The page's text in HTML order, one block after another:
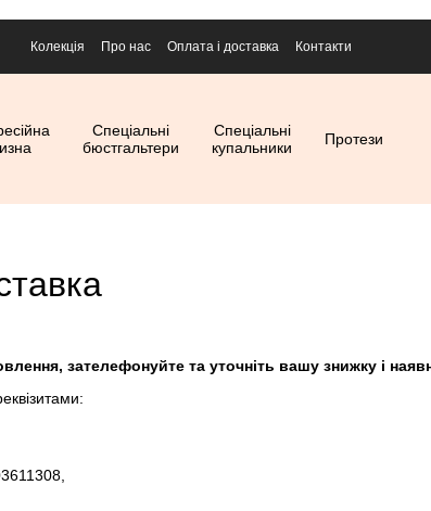
Колекція Про нас Оплата і доставка Контакти
Спеціальні
бюстгальтери
Спеціальні
купальники
Протези
зателефонуйте та уточніть вашу знижку і